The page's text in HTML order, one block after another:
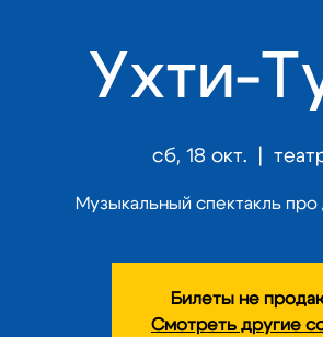
Ухти-
сб, 18 окт.
Музыкальный спектакль
Билеты не
Смотреть другие